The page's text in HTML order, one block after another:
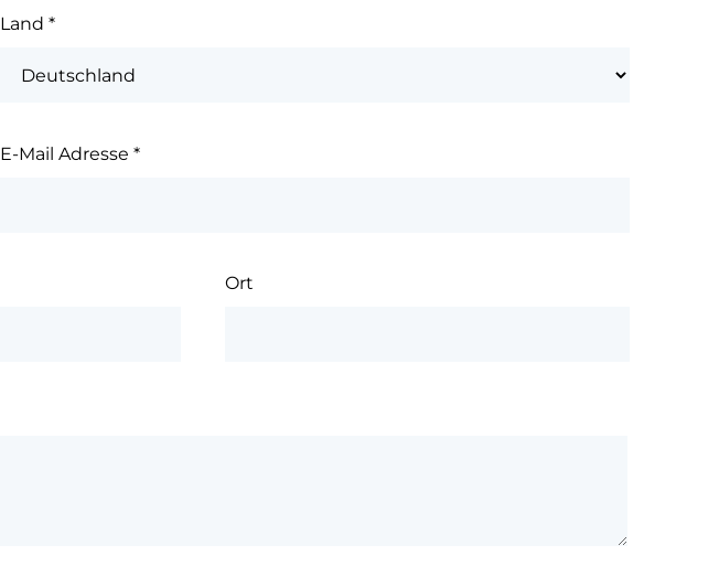
Land *
E-Mail Adresse *
Ort